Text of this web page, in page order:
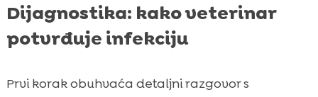
Dijagnostika: kako veterinar
potvrđuje infekciju
Prvi korak obuhvaća detaljni razgovor s